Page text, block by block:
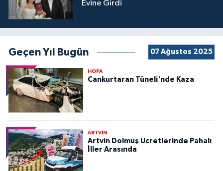
Evine Girdi
Geçen Yıl Bugün 07 Ağustos 2025
HOPA
Cankurtaran Tüneli'nde Kaza
ARTVİN
Artvin Dolmuş Ücretlerinde Pahalı
İller Arasında